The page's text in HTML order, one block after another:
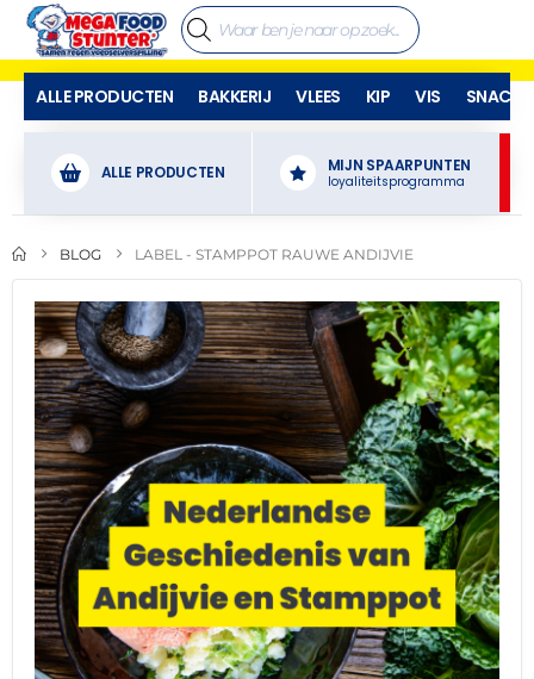
ALLE PRODUCTEN BAKKERIJ VLEES KIP VIS SNACKS
ALLE PRODUCTEN MIJN SPAARPUNTEN
loyaliteitsprogramma
BLOG LABEL - STAMPPOT RAUWE ANDIJVIE